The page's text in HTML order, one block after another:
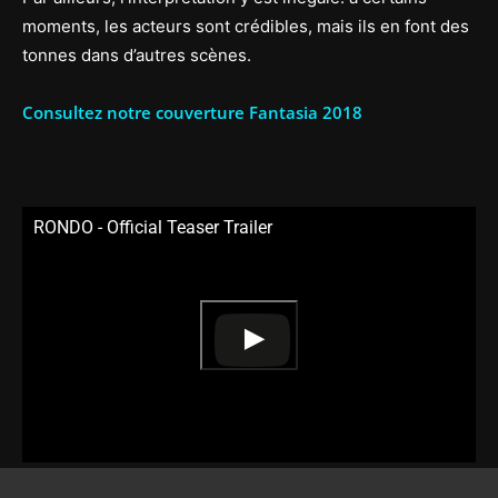
moments, les acteurs sont crédibles, mais ils en font des
tonnes dans d’autres scènes.
Consultez notre couverture Fantasia 2018
RONDO - Official Teaser Trailer